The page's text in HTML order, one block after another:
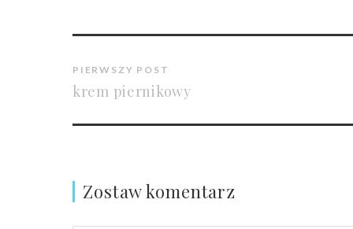
PIERWSZY POST
krem piernikowy
Zostaw komentarz